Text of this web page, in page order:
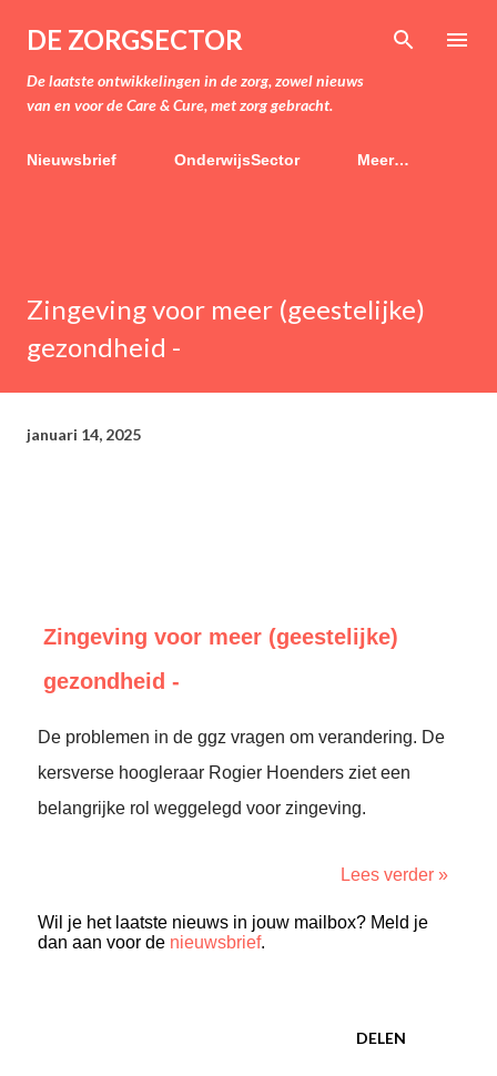
Doorgaan naar hoofdcontent
DE ZORGSECTOR
De laatste ontwikkelingen in de zorg, zowel nieuws
van en voor de Care & Cure, met zorg gebracht.
Nieuwsbrief OnderwijsSector Meer…
Zingeving voor meer (geestelijke)
gezondheid -
januari 14, 2025
Zingeving voor meer (geestelijke)
gezondheid -
De problemen in de ggz vragen om verandering. De
kersverse hoogleraar Rogier Hoenders ziet een
belangrijke rol weggelegd voor zingeving.
Lees verder »
Wil je het laatste nieuws in jouw mailbox? Meld je
dan aan voor de nieuwsbrief.
DELEN